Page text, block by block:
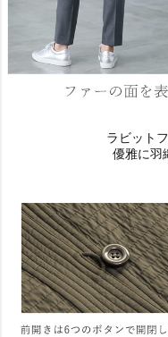
ラビット
優雅に羽